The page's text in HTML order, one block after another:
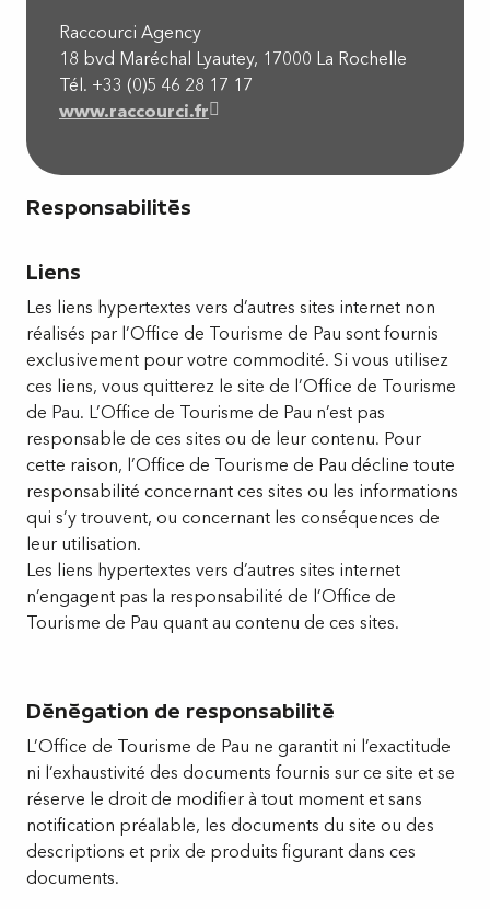
Raccourci Agency
18 bvd Maréchal Lyautey, 17000 La Rochelle
Tél. +33 (0)5 46 28 17 17
www.raccourci.fr
Responsabilités
Liens
Les liens hypertextes vers d’autres sites internet non
réalisés par l’Office de Tourisme de Pau sont fournis
exclusivement pour votre commodité. Si vous utilisez
ces liens, vous quitterez le site de l’Office de Tourisme
de Pau. L’Office de Tourisme de Pau n’est pas
responsable de ces sites ou de leur contenu. Pour
cette raison, l’Office de Tourisme de Pau décline toute
responsabilité concernant ces sites ou les informations
qui s’y trouvent, ou concernant les conséquences de
leur utilisation.
Les liens hypertextes vers d’autres sites internet
n’engagent pas la responsabilité de l’Office de
Tourisme de Pau quant au contenu de ces sites.
Dénégation de responsabilité
L’Office de Tourisme de Pau ne garantit ni l’exactitude
ni l’exhaustivité des documents fournis sur ce site et se
réserve le droit de modifier à tout moment et sans
notification préalable, les documents du site ou des
descriptions et prix de produits figurant dans ces
documents.